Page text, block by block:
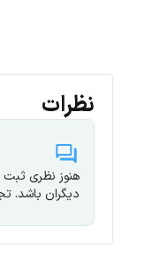
نظرات
هنوز نظری ثبت
دیگران باشد.